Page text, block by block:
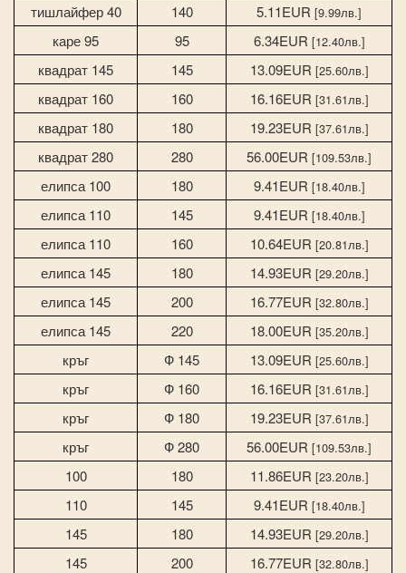
тишлайфер 40 140 5.11EUR [9.99лв.]
каре 95 95 6.34EUR [12.40лв.]
квадрат 145 145 13.09EUR [25.60лв.]
квадрат 160 160 16.16EUR [31.61лв.]
квадрат 180 180 19.23EUR [37.61лв.]
квадрат 280 280 56.00EUR [109.53лв.]
елипса 100 180 9.41EUR [18.40лв.]
елипса 110 145 9.41EUR [18.40лв.]
елипса 110 160 10.64EUR [20.81лв.]
елипса 145 180 14.93EUR [29.20лв.]
елипса 145 200 16.77EUR [32.80лв.]
елипса 145 220 18.00EUR [35.20лв.]
кръг Ф 145 13.09EUR [25.60лв.]
кръг Ф 160 16.16EUR [31.61лв.]
кръг Ф 180 19.23EUR [37.61лв.]
кръг Ф 280 56.00EUR [109.53лв.]
100 180 11.86EUR [23.20лв.]
110 145 9.41EUR [18.40лв.]
145 180 14.93EUR [29.20лв.]
145 200 16.77EUR [32.80лв.]